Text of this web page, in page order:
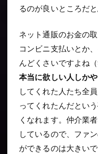
るのが良いところだと
ネット通販のお金の
コンビニ支払いとか
んどくさいですよね（
本当に欲しい人しか
してくれた人たち全
ってくれたんだとい
くなれます。仲介業
しているので、ファ
ができるのは大きいで